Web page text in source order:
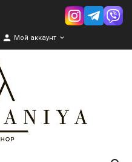
 Мой аккаунт 